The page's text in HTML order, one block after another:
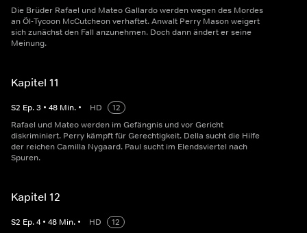
Die Brüder Rafael und Mateo Gallardo werden wegen des Mordes
an Öl-Tycoon McCutcheon verhaftet. Anwalt Perry Mason weigert
sich zunächst den Fall anzunehmen. Doch dann ändert er seine
Meinung.
Kapitel 11
S2 Ep.3 • 48 Min. • HD
12
Rafael und Mateo werden im Gefängnis und vor Gericht
diskriminiert. Perry kämpft für Gerechtigkeit. Della sucht die Hilfe
der reichen Camilla Nygaard. Paul sucht im Elendsviertel nach
Spuren.
Kapitel 12
S2 Ep.4 • 48 Min. • HD
12